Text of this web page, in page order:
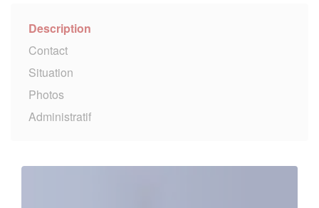
Description
Contact
Situation
Photos
Administratif